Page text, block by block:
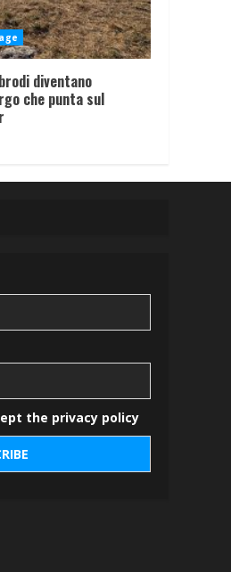
diventano
che punta sul
the privacy policy